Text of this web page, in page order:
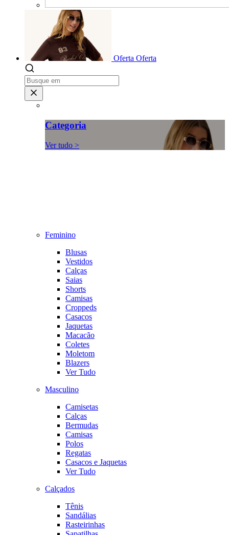
Oferta Oferta
Categoria
Ver tudo >
Feminino
Blusas
Vestidos
Calças
Saias
Shorts
Camisas
Croppeds
Casacos
Jaquetas
Macacão
Coletes
Moletom
Blazers
Ver Tudo
Masculino
Camisetas
Calças
Bermudas
Camisas
Polos
Regatas
Casacos e Jaquetas
Ver Tudo
Calçados
Tênis
Sandálias
Rasteirinhas